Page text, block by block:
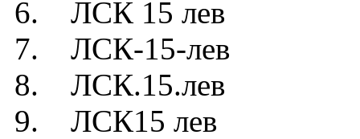
6. ЛСК 15 лев
7. ЛСК-15-лев
8. ЛСК.15.лев
9. ЛСК15 лев